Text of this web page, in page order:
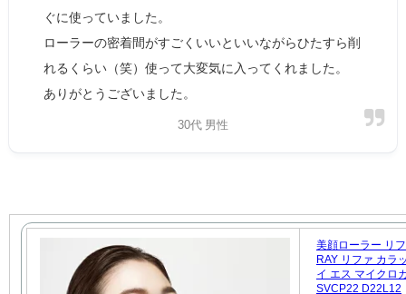
ぐに使っていました。
ローラーの密着間がすごくいいといいながらひたすら削
れるくらい（笑）使って大変気に入ってくれました。
ありがとうございました。
30代 男性
美顔ローラー リ
RAY リファ カラ
イ エス マイクロ
SVCP22 D22L12